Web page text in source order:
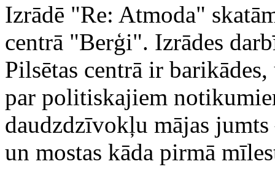
Izrādē "Re: Atmoda"
centrā "Berģi". Izrādes
Pilsētas centrā ir
par politiskajiem
daudzdzīvokļu mājas
un mostas kāda pirmā